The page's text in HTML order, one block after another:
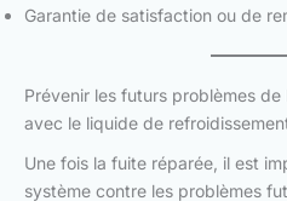
Garantie de satisfaction ou de
Prévenir les futurs problèmes
avec le liquide de
Une fois la fuite réparée, il est
système contre les problèmes